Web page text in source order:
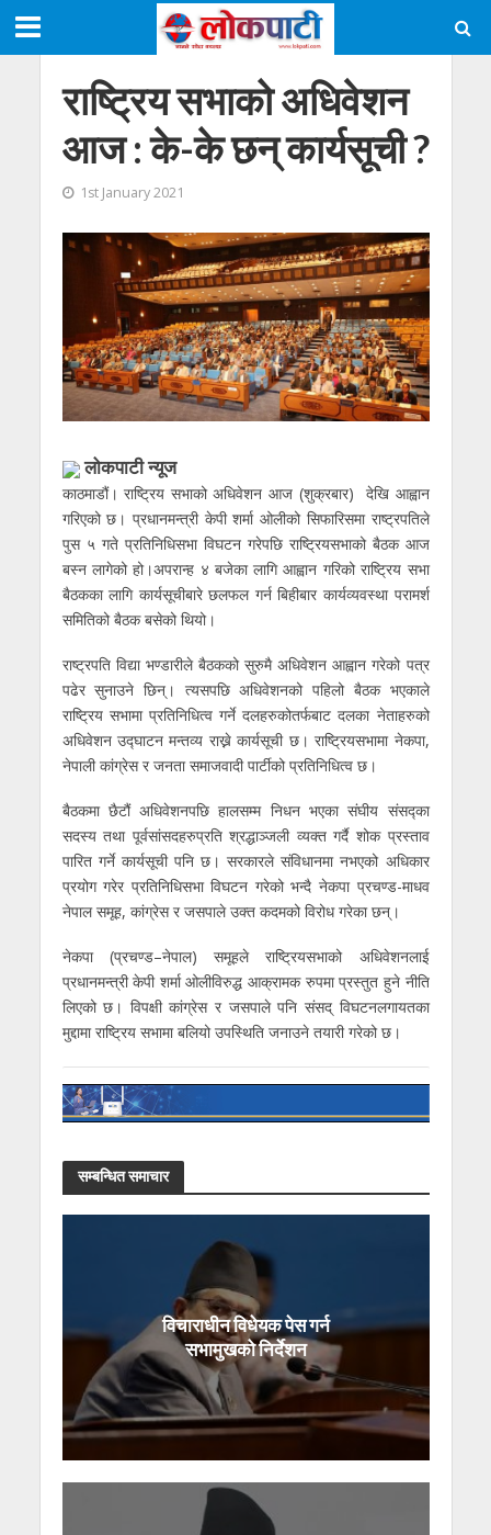
राष्ट्रिय सभाको अधिवेशन
आज : के-के छन् कार्यसूची ?
1st January 2021
लोकपाटी न्यूज
काठमाडौं। राष्ट्रिय सभाको अधिवेशन आज (शुक्रबार) देखि आह्वान
गरिएको छ। प्रधानमन्त्री केपी शर्मा ओलीको सिफारिसमा राष्ट्रपतिले
पुस ५ गते प्रतिनिधिसभा विघटन गरेपछि राष्ट्रियसभाको बैठक आज
बस्न लागेको हो।अपरान्ह ४ बजेका लागि आह्वान गरिको राष्ट्रिय सभा
बैठकका लागि कार्यसूचीबारे छलफल गर्न बिहीबार कार्यव्यवस्था परामर्श
समितिको बैठक बसेको थियो।
राष्ट्रपति विद्या भण्डारीले बैठकको सुरुमै अधिवेशन आह्वान गरेको पत्र
पढेर सुनाउने छिन्। त्यसपछि अधिवेशनको पहिलो बैठक भएकाले
राष्ट्रिय सभामा प्रतिनिधित्व गर्ने दलहरुकोतर्फबाट दलका नेताहरुको
अधिवेशन उद्घाटन मन्तव्य राख्ने कार्यसूची छ। राष्ट्रियसभामा नेकपा,
नेपाली कांग्रेस र जनता समाजवादी पार्टीको प्रतिनिधित्व छ।
बैठकमा छैटौं अधिवेशनपछि हालसम्म निधन भएका संघीय संसद्का
सदस्य तथा पूर्वसांसदहरुप्रति श्रद्धाञ्जली व्यक्त गर्दै शोक प्रस्ताव
पारित गर्ने कार्यसूची पनि छ। सरकारले संविधानमा नभएको अधिकार
प्रयोग गरेर प्रतिनिधिसभा विघटन गरेको भन्दै नेकपा प्रचण्ड-माधव
नेपाल समूह, कांग्रेस र जसपाले उक्त कदमको विरोध गरेका छन्।
नेकपा (प्रचण्ड–नेपाल) समूहले राष्ट्रियसभाको अधिवेशनलाई
प्रधानमन्त्री केपी शर्मा ओलीविरुद्ध आक्रामक रुपमा प्रस्तुत हुने नीति
लिएको छ। विपक्षी कांग्रेस र जसपाले पनि संसद् विघटनलगायतका
मुद्दामा राष्ट्रिय सभामा बलियो उपस्थिति जनाउने तयारी गरेको छ।
सम्बन्धित समाचार
विचाराधीन विधेयक पेस गर्न
सभामुखको निर्देशन